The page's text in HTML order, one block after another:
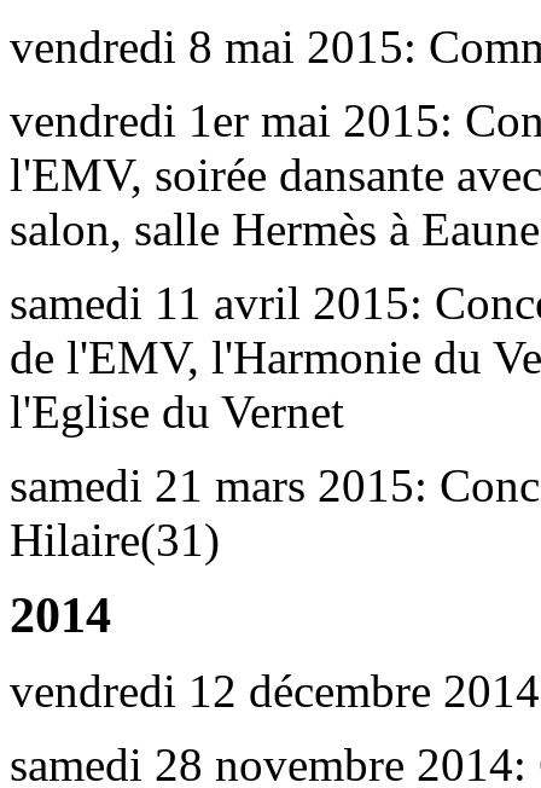
vendredi 8 mai 2015:
vendredi 1er mai 2015:
l'EMV, soirée dansante
salon, salle Hermès à
samedi 11 avril 2015:
de l'EMV, l'Harmonie du
l'Eglise du Vernet
samedi 21 mars 2015:
Hilaire(31)
2014
vendredi 12 décembre
samedi 28 novembre